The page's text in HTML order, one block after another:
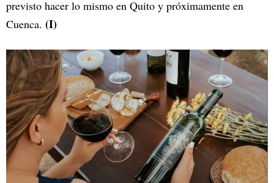
previsto hacer lo mismo en Quito y próximamente en
Cuenca. (I)